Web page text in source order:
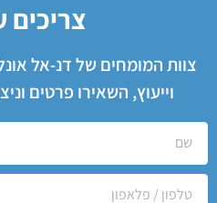
צריכים
צוות המומחים של דנ-אל
וייעוץ, השאירו פרטים